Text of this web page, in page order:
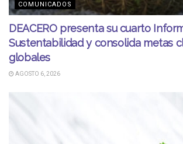
COMUNICADOS
DEACERO presenta su cuarto
Sustentabilidad y consolida metas
globales
AGOSTO 6, 2026